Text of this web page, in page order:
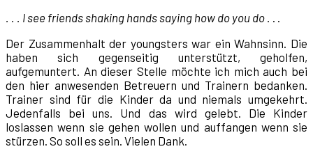
. . . I see friends shaking hands saying how do you do . . .
Der Zusammenhalt der youngsters war ein Wahnsinn. Die
haben sich gegenseitig unterstützt, geholfen,
aufgemuntert. An dieser Stelle möchte ich mich auch bei
den hier anwesenden Betreuern und Trainern bedanken.
Trainer sind für die Kinder da und niemals umgekehrt.
Jedenfalls bei uns. Und das wird gelebt. Die Kinder
loslassen wenn sie gehen wollen und auffangen wenn sie
stürzen. So soll es sein. Vielen Dank.